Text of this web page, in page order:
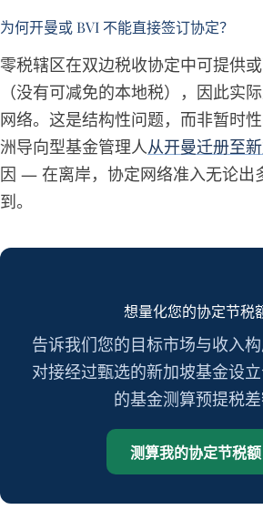
为何开曼或 BVI 不能直接签订协定？
零税辖区在双边税收协定中可提供
（没有可减免的本地税），因此实
网络。这是结构性问题，而非暂时
洲导向型基金管理人从开曼迁册至
因 — 在离岸，协定网络准入无论出
到。
想量化您的协定节税
告诉我们您的目标市场与收入
对接经过甄选的新加坡基金设
的基金测算预提税差
测算我的协定节税